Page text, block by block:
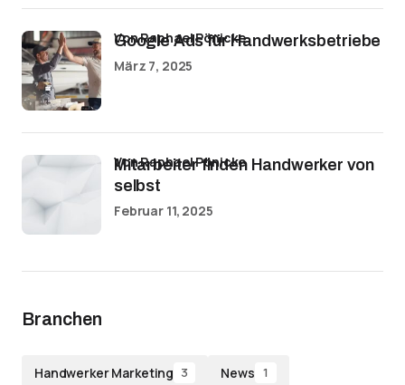
Google Ads für Handwerksbetriebe
von Raphael Pönicke
März 7, 2025
Mitarbeiter finden Handwerker von
selbst
von Raphael Pönicke
Februar 11, 2025
Branchen
Handwerker Marketing 3 News 1